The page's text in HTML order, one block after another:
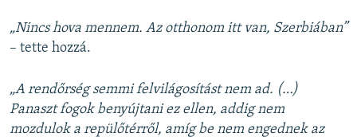
„Nincs hova mennem. Az otthonom itt van, Szerbiában”
– tette hozzá.
„A rendőrség semmi felvilágosítást nem ad. (…)
Panaszt fogok benyújtani ez ellen, addig nem
mozdulok a repülőtérről, amíg be nem engednek az